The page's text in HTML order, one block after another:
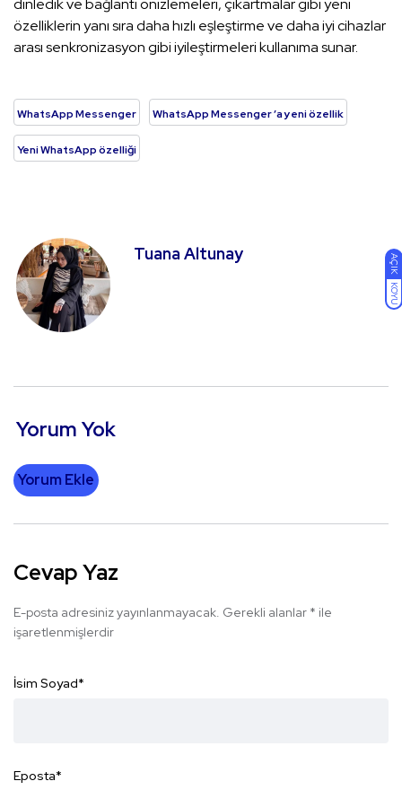
AÇIK
KOYU
dinledik ve bağlantı önizlemeleri, çıkartmalar gibi yeni
özelliklerin yanı sıra daha hızlı eşleştirme ve daha iyi cihazlar
arası senkronizasyon gibi iyileştirmeleri kullanıma sunar.
WhatsApp Messenger WhatsApp Messenger ’a yeni özellik
Yeni WhatsApp özelliği
Tuana Altunay
Yorum Yok
Yorum Ekle
Cevap Yaz
E-posta adresiniz yayınlanmayacak. Gerekli alanlar * ile
işaretlenmişlerdir
İsim Soyad*
Eposta*